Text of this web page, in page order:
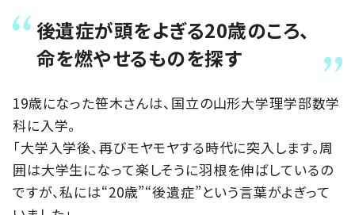
後遺症が頭をよぎる20歳のころ、
命を燃やせるものを探す
19歳になった笹木さんは、国立の山形大学理学部数学
科に入学。
「大学入学後、再びモヤモヤする時代に突入します。周
囲は大学生になって楽しそうに羽根を伸ばしているの
ですが、私には“20歳”“後遺症”という言葉がよぎって